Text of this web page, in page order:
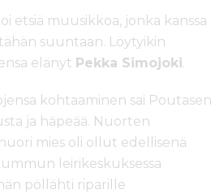
etsiä muusikkoa, jonka kanssa
suuntaan. Löytyikin
elänyt Pekka Simojoki.
kohtaaminen sai Poutasen
ja häpeää. Nuorten
mies oli ollut edellisenä
leirikeskuksessa
pöllähti riparille